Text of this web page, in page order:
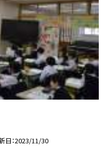
日 2023/11/30